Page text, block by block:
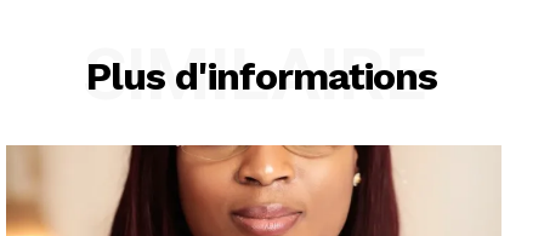
Plus d'informations
SIMILAIRE